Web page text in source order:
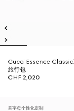
Gucci Essence Classic
旅行包
CHF 2,020
首字母个性化定制